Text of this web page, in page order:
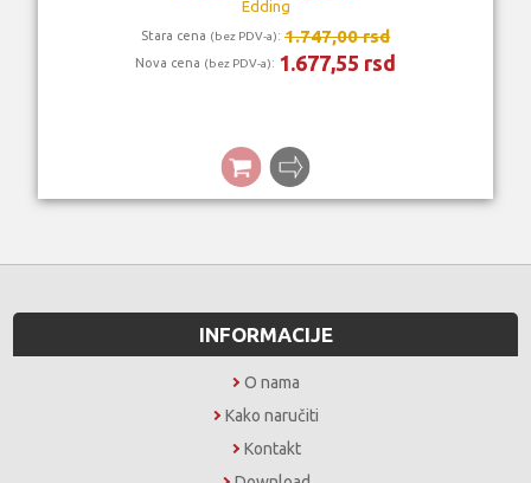
Edding
Stara cena (bez PDV-a): 1.747,00 rsd
Nova cena (bez PDV-a): 1.677,55 rsd
INFORMACIJE
O nama
Kako naručiti
Kontakt